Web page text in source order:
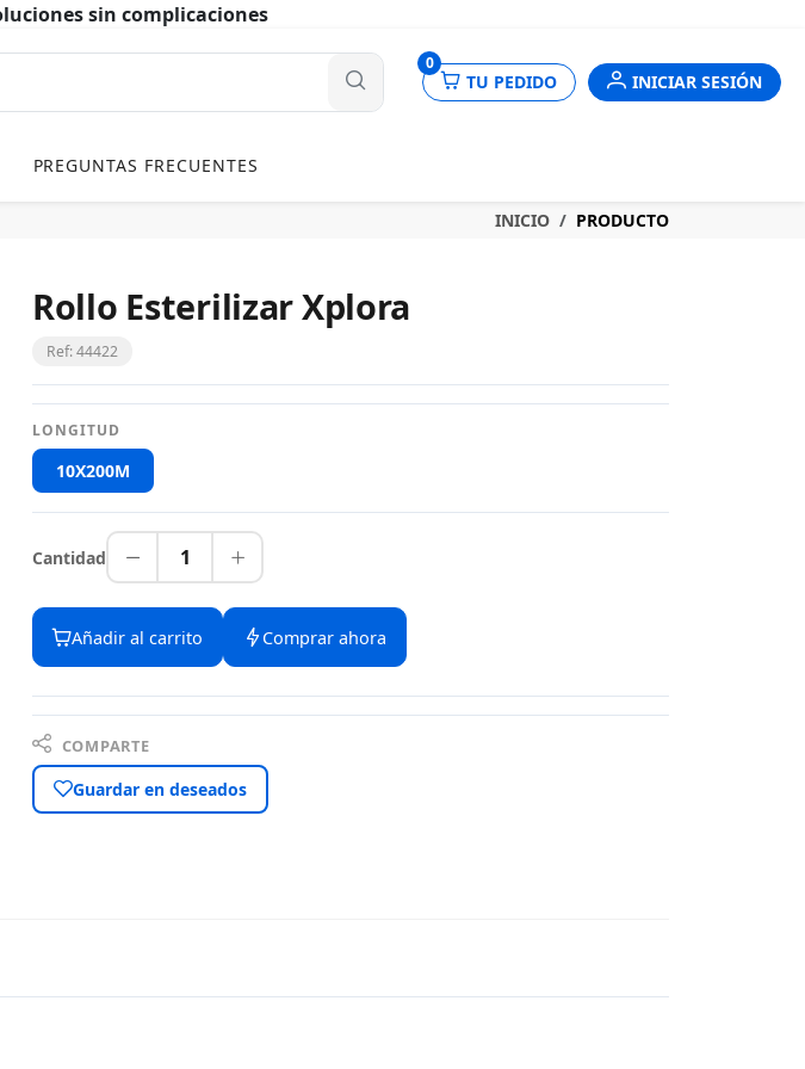
sin complicaciones
0
TU PEDIDO INICIAR SESIÓN
PREGUNTAS FRECUENTES
INICIO PRODUCTO
Rollo Esterilizar Xplora
Ref: 44422
LONGITUD
10X200M
Cantidad 1
Añadir al carrito Comprar ahora
COMPARTE
Guardar en deseados